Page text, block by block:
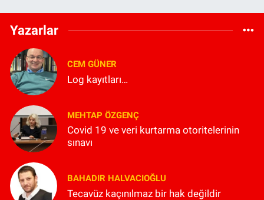
Yazarlar
CEM GÜNER
Log kayıtları…
MEHTAP ÖZGENÇ
Covid 19 ve veri kurtarma otoritelerinin
sınavı
BAHADIR HALVACIOĞLU
Tecavüz kaçınılmaz bir hak değildir